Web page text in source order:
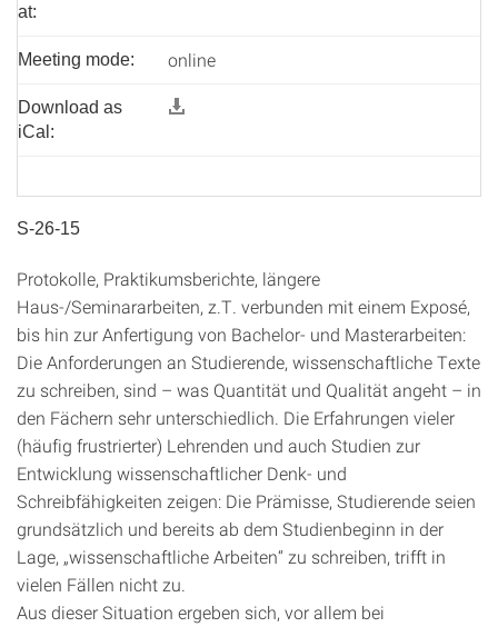
at:
Meeting mode: online
Download as
iCal:
S-26-15
Protokolle, Praktikumsberichte, längere
Haus-/Seminararbeiten, z.T. verbunden mit einem Exposé,
bis hin zur Anfertigung von Bachelor- und Masterarbeiten:
Die Anforderungen an Studierende, wissenschaftliche Texte
zu schreiben, sind – was Quantität und Qualität angeht – in
den Fächern sehr unterschiedlich. Die Erfahrungen vieler
(häufig frustrierter) Lehrenden und auch Studien zur
Entwicklung wissenschaftlicher Denk- und
Schreibfähigkeiten zeigen: Die Prämisse, Studierende seien
grundsätzlich und bereits ab dem Studienbeginn in der
Lage, „wissenschaftliche Arbeiten“ zu schreiben, trifft in
vielen Fällen nicht zu.
Aus dieser Situation ergeben sich, vor allem bei